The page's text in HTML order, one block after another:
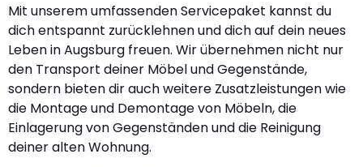
Mit unserem umfassenden Servicepaket kannst du
dich entspannt zurücklehnen und dich auf dein neues
Leben in Augsburg freuen. Wir übernehmen nicht nur
den Transport deiner Möbel und Gegenstände,
sondern bieten dir auch weitere Zusatzleistungen wie
die Montage und Demontage von Möbeln, die
Einlagerung von Gegenständen und die Reinigung
deiner alten Wohnung.